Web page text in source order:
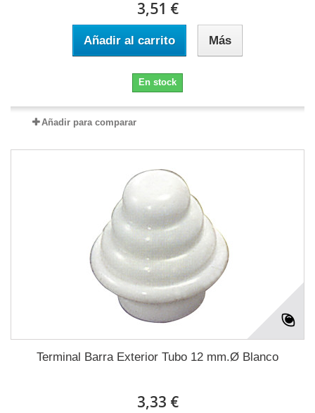
3,51 €
Añadir al carrito Más
En stock
Añadir para comparar
Terminal Barra Exterior Tubo 12 mm.Ø Blanco
3,33 €